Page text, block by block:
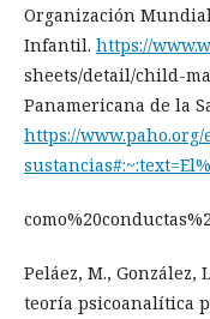
Organización
Infantil. https://
sheets/detail/child-
Panamericana de la
https://www.paho.org/
Peláez, M., González,
teoría psicoanalítica